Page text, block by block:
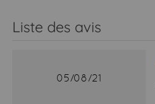
Liste des avis
05/08/21